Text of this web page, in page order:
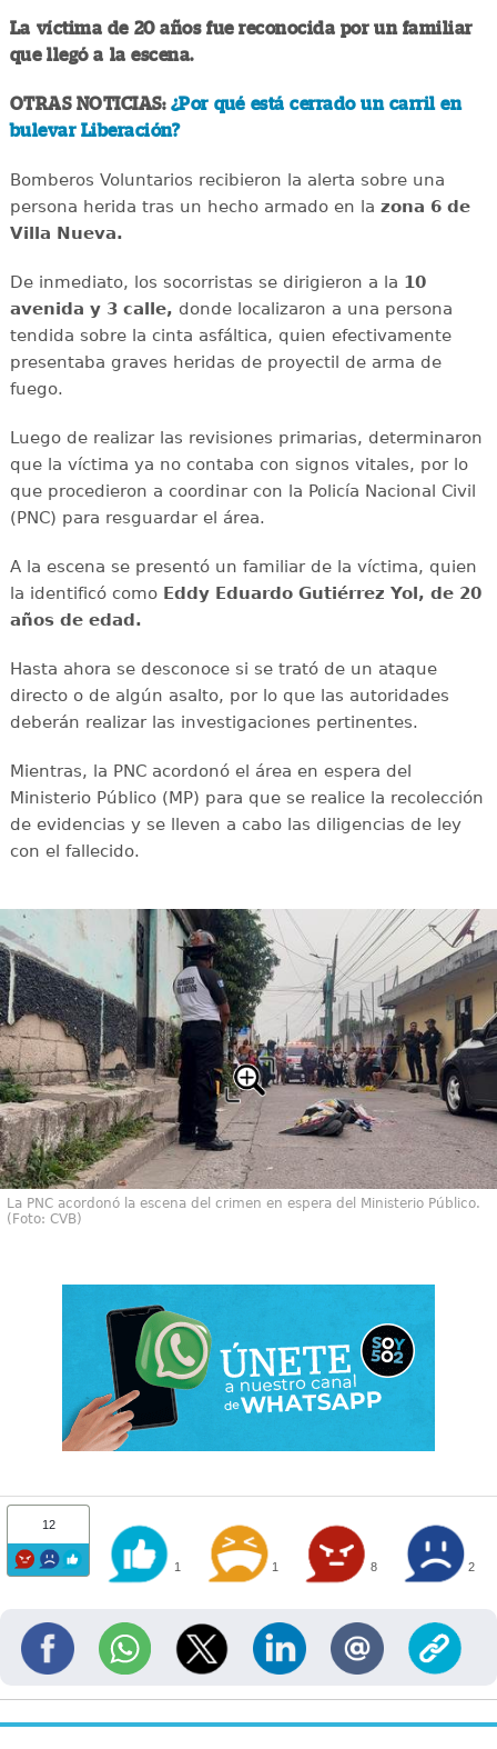
La víctima de 20 años fue reconocida por un familiar
que llegó a la escena.
OTRAS NOTICIAS: ¿Por qué está cerrado un carril en
bulevar Liberación?
Bomberos Voluntarios recibieron la alerta sobre una
persona herida tras un hecho armado en la zona 6 de
Villa Nueva.
De inmediato, los socorristas se dirigieron a la 10
avenida y 3 calle, donde localizaron a una persona
tendida sobre la cinta asfáltica, quien efectivamente
presentaba graves heridas de proyectil de arma de
fuego.
Luego de realizar las revisiones primarias, determinaron
que la víctima ya no contaba con signos vitales, por lo
que procedieron a coordinar con la Policía Nacional Civil
(PNC) para resguardar el área.
A la escena se presentó un familiar de la víctima, quien
la identificó como Eddy Eduardo Gutiérrez Yol, de 20
años de edad.
Hasta ahora se desconoce si se trató de un ataque
directo o de algún asalto, por lo que las autoridades
deberán realizar las investigaciones pertinentes.
Mientras, la PNC acordonó el área en espera del
Ministerio Público (MP) para que se realice la recolección
de evidencias y se lleven a cabo las diligencias de ley
con el fallecido.
La PNC acordonó la escena del crimen en espera del Ministerio Público.
(Foto: CVB)
12
1 1 8 2